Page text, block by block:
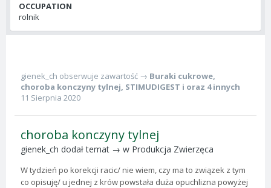
OCCUPATION
rolnik
gienek_ch obserwuje zawartość → Buraki cukrowe,
choroba konczyny tylnej, STIMUDIGEST i oraz 4 innych
11 Sierpnia 2020
choroba konczyny tylnej
gienek_ch dodał temat → w Produkcja Zwierzęca
W tydzień po korekcji racic/ nie wiem, czy ma to związek z tym
co opisuję/ u jednej z krów powstała duża opuchlizna powyżej